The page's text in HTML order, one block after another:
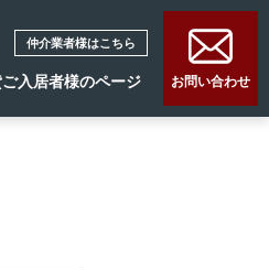
仲介業者様はこちら
入居者様のページ お問い合わせ